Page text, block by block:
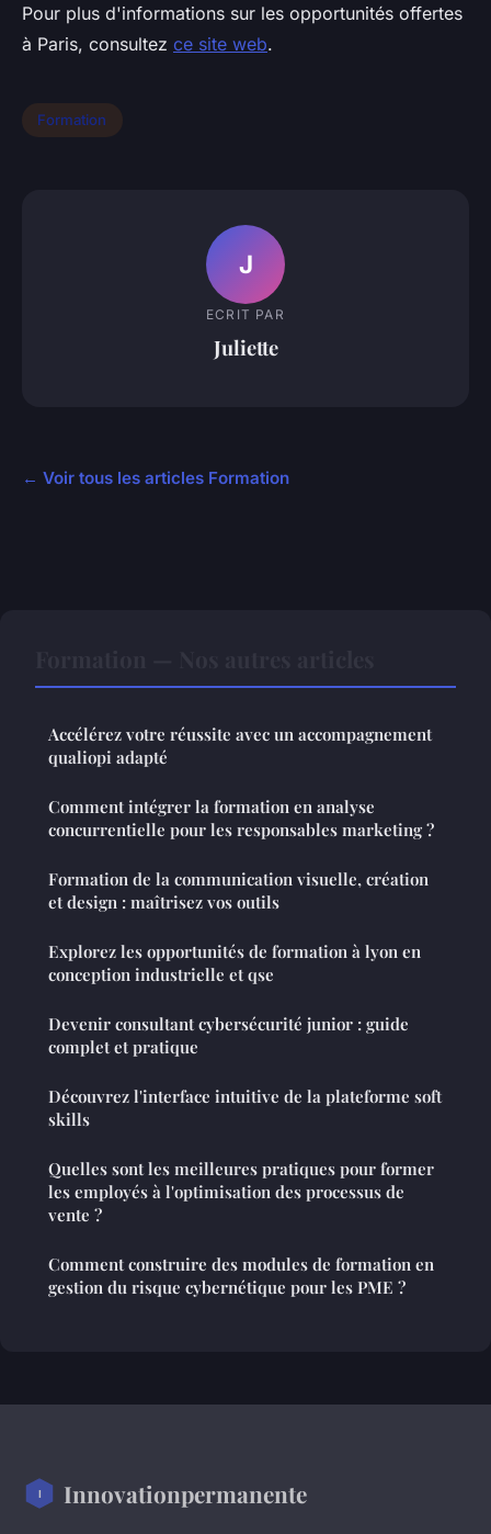
Pour plus d'informations sur les opportunités offertes
à Paris, consultez ce site web.
Formation
J
ECRIT PAR
Juliette
← Voir tous les articles Formation
Accélérez votre réussite avec un accompagnement
qualiopi adapté
Comment intégrer la formation en analyse
concurrentielle pour les responsables marketing ?
Formation de la communication visuelle, création
et design : maîtrisez vos outils
Explorez les opportunités de formation à lyon en
conception industrielle et qse
Devenir consultant cybersécurité junior : guide
complet et pratique
Découvrez l'interface intuitive de la plateforme soft
skills
Quelles sont les meilleures pratiques pour former
les employés à l'optimisation des processus de
vente ?
Comment construire des modules de formation en
gestion du risque cybernétique pour les PME ?
Innovationpermanente